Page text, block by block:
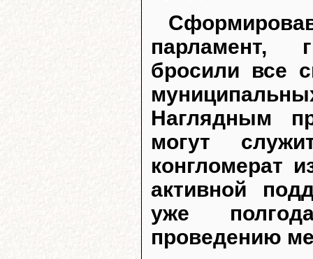
парламент,
бросили все
Наглядным
могут
конгломерат
активной
уже
проведению